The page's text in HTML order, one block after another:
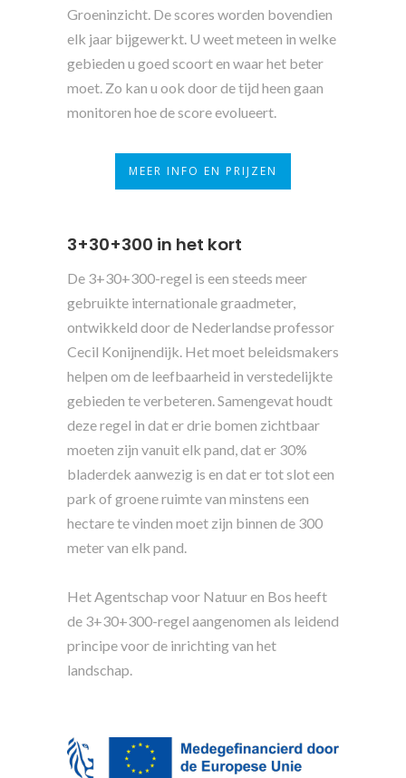
Groeninzicht. De scores worden bovendien
elk jaar bijgewerkt. U weet meteen in welke
gebieden u goed scoort en waar het beter
moet. Zo kan u ook door de tijd heen gaan
monitoren hoe de score evolueert.
MEER INFO EN PRIJZEN
3+30+300 in het kort
De 3+30+300-regel is een steeds meer
gebruikte internationale graadmeter,
ontwikkeld door de Nederlandse professor
Cecil Konijnendijk. Het moet beleidsmakers
helpen om de leefbaarheid in verstedelijkte
gebieden te verbeteren. Samengevat houdt
deze regel in dat er drie bomen zichtbaar
moeten zijn vanuit elk pand, dat er 30%
bladerdek aanwezig is en dat er tot slot een
park of groene ruimte van minstens een
hectare te vinden moet zijn binnen de 300
meter van elk pand.
Het Agentschap voor Natuur en Bos heeft
de 3+30+300-regel aangenomen als leidend
principe voor de inrichting van het
landschap.